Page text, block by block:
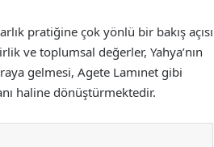
pratiğine çok yönlü bir bakış açısı
ve toplumsal değerler, Yahya’nın
gelmesi, Agete Lamınet gibi
haline dönüştürmektedir.